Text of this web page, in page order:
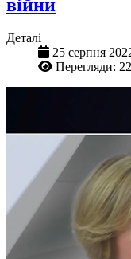
війни
Деталі
25 серпня
Перегляди: